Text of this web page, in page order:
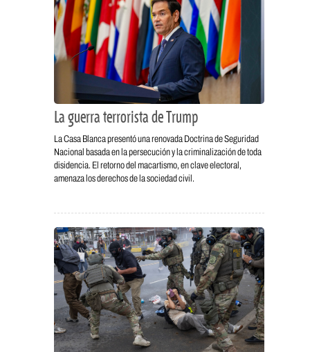
La guerra terrorista de Trump
La Casa Blanca presentó una renovada Doctrina de Seguridad
Nacional basada en la persecución y la criminalización de toda
disidencia. El retorno del macartismo, en clave electoral,
amenaza los derechos de la sociedad civil.